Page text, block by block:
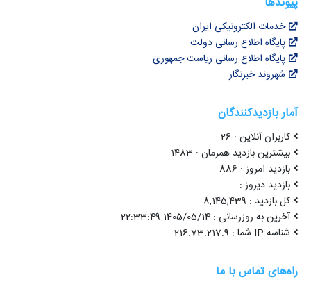
خدمات الکترونیکی ایران
پایگاه اطلاع رسانی دولت
پایگاه اطلاع رسانی ریاست جمهوری
شهروند خبرنگار
آمار بازدیدکنندگان
کاربران آنلاین : 26
بیشترین بازدید همزمان : 1483
بازدید امروز : 886
بازدید دیروز :
کل بازدید : 8,145,439
آخرین به روزرسانی : 1405/05/14 22:33:49
شناسه IP شما : 216.73.217.9
راه‌های تماس با ما